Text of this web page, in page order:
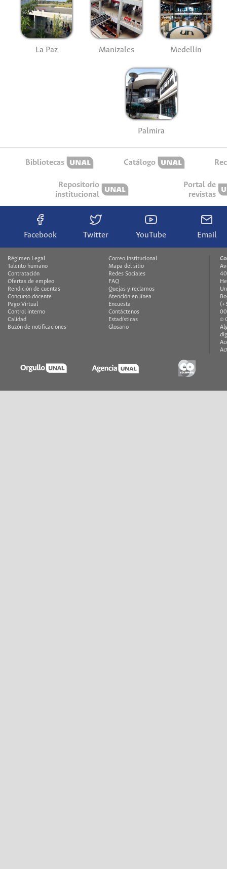
La Paz Manizales Medellín
Palmira
Bibliotecas Catálogo
Repositorio
institucional
Portal de
revistas
Facebook Twitter YouTube Email
Régimen Legal
Talento humano
Contratación
Ofertas de empleo
Rendición de cuentas
Concurso docente
Pago Virtual
Control interno
Calidad
Buzón de notificaciones
Correo institucional
Mapa del sitio
Redes Sociales
FAQ
Quejas y reclamos
Atención en línea
Encuesta
Contáctenos
Estadísticas
Glosario
©